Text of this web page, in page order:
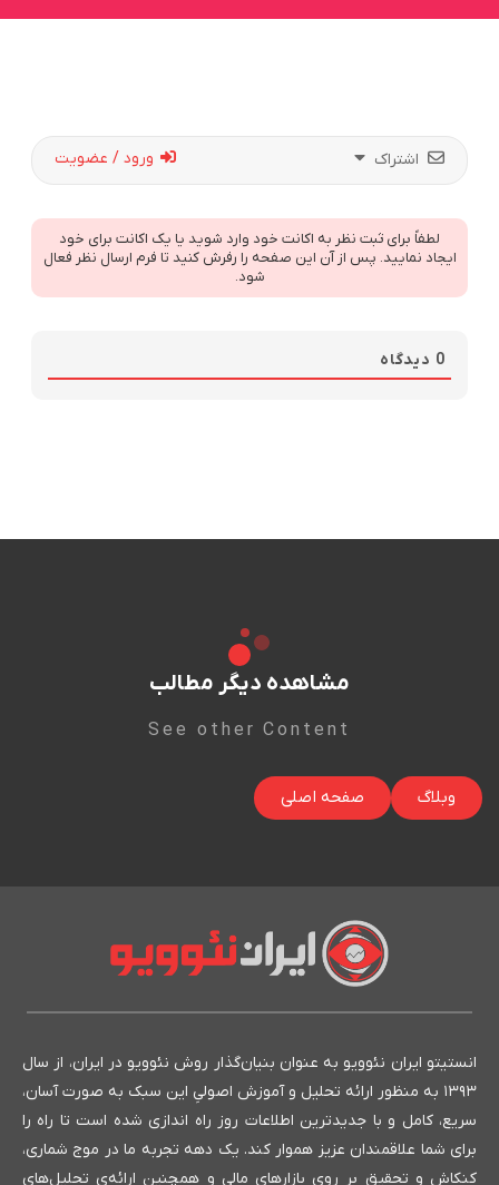
اشتراک ورود / عضویت
لطفاً برای ثبت نظر به اکانت خود وارد شوید یا یک اکانت برای خود
ایجاد نمایید. پس از آن این صفحه را رفرش کنید تا فرم ارسال نظر فعال
شود.
0 دیدگاه
مشاهده دیگر مطالب
See other Content
وبلاگ صفحه اصلی
انستیتو ایران نئوویو به عنوان بنیان‌گذار روش نئوویو در ایران، از سال
۱۳۹۳ به منظور ارائه تحلیل و آموزش اصولیِ این سبک به صورت آسان،
سریع، کامل و با جدیدترین اطلاعات روز راه اندازی شده است تا راه را
برای شما علاقمندان عزیز هموار کند. یک دهه تجربه ما در موج شماری،
کنکاش و تحقیق بر روی بازارهای مالی و همچنین ارائه‌ی تحلیل‌های